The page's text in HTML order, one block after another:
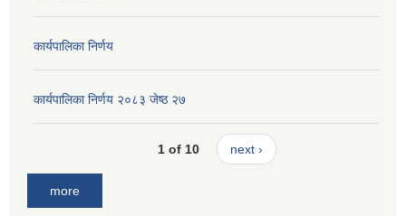
कार्यपालिका निर्णय
कार्यपालिका निर्णय २०८३ जेष्ठ २७
1 of 10 next ›
more